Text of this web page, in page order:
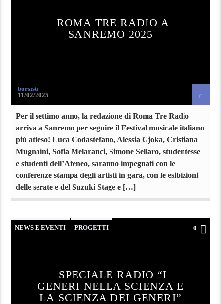
ROMA TRE RADIO A
SANREMO 2025
borsisti
11/02/2025
Per il settimo anno, la redazione di Roma Tre Radio
arriva a Sanremo per seguire il Festival musicale italiano
più atteso! Luca Codastefano, Alessia Gjoka, Cristiana
Mugnaini, Sofia Melaranci, Simone Sellaro, studentesse
e studenti dell’Ateneo, saranno impegnati con le
conferenze stampa degli artisti in gara, con le esibizioni
delle serate e del Suzuki Stage e […]
NEWS E EVENTI PROGETTI 0
SPECIALE RADIO “I
GENERI NELLA SCIENZA E
LA SCIENZA DEI GENERI”